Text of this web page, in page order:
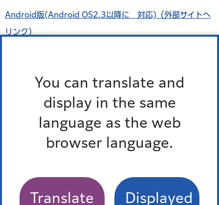
You can translate and
display in the same
language as the web
browser language.
Translate
Displayed
Android版(Android OS2.3以降に 対応)（外部サイトへ
リンク）
iOS版(iOS5.1.1以降に 対応)（外部サイトへリンク）